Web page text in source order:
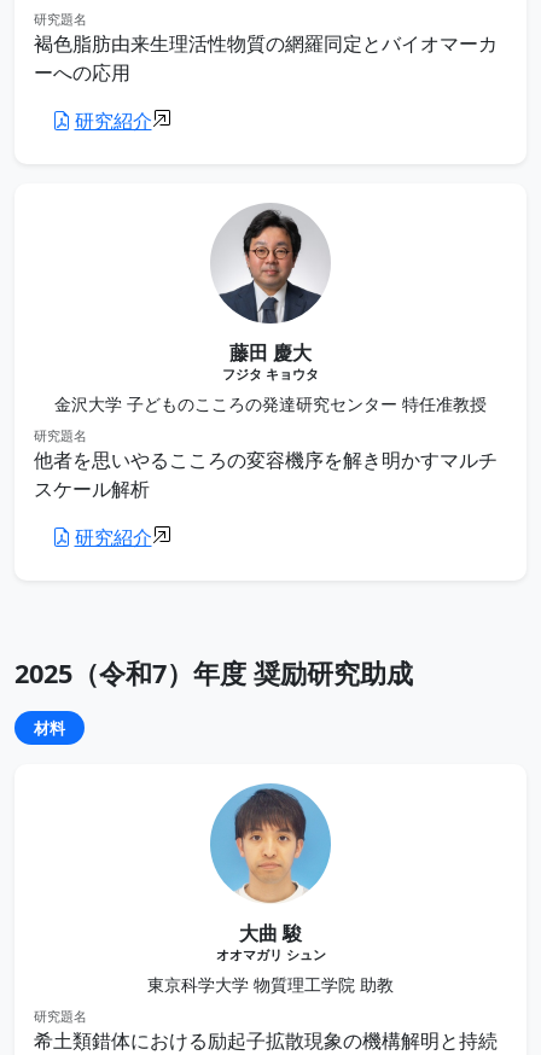
研究題名
褐色脂肪由来生理活性物質の網羅同定とバイオマーカ
ーへの応用
研究紹介
藤田 慶大
フジタ キョウタ
金沢大学 子どものこころの発達研究センター 特任准教授
研究題名
他者を思いやるこころの変容機序を解き明かすマルチ
スケール解析
研究紹介
2025（令和7）年度 奨励研究助成
材料
大曲 駿
オオマガリ シュン
東京科学大学 物質理工学院 助教
研究題名
希土類錯体における励起子拡散現象の機構解明と持続